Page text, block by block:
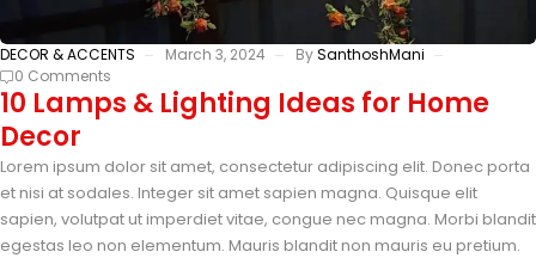
DECOR & ACCENTS March 3, 2024 BySanthoshMani
0 Comments
10 Lamps & Lighting Ideas for Home
Decor
Lorem ipsum dolor sit amet, consectetur adipiscing elit. Donec porta
et nisi at sodales. Integer sit amet sapien magna. Quisque elit
sapien, volutpat ut imperdiet vitae, congue nec magna. Morbi blandit
egestas leo non elementum. Mauris blandit non mauris eu pretium.